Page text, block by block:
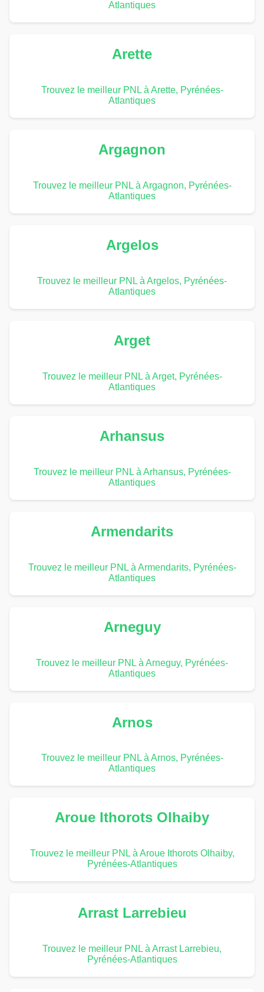
Atlantiques
Arette
Trouvez le meilleur PNL à Arette, Pyrénées-
Atlantiques
Argagnon
Trouvez le meilleur PNL à Argagnon, Pyrénées-
Atlantiques
Argelos
Trouvez le meilleur PNL à Argelos, Pyrénées-
Atlantiques
Arget
Trouvez le meilleur PNL à Arget, Pyrénées-
Atlantiques
Arhansus
Trouvez le meilleur PNL à Arhansus, Pyrénées-
Atlantiques
Armendarits
Trouvez le meilleur PNL à Armendarits, Pyrénées-
Atlantiques
Arneguy
Trouvez le meilleur PNL à Arneguy, Pyrénées-
Atlantiques
Arnos
Trouvez le meilleur PNL à Arnos, Pyrénées-
Atlantiques
Aroue Ithorots Olhaiby
Trouvez le meilleur PNL à Aroue Ithorots Olhaiby,
Pyrénées-Atlantiques
Arrast Larrebieu
Trouvez le meilleur PNL à Arrast Larrebieu,
Pyrénées-Atlantiques